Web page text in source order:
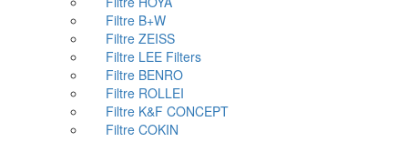
Filtre B+W
Filtre ZEISS
Filtre LEE Filters
Filtre BENRO
Filtre ROLLEI
Filtre K&F CONCEPT
Filtre COKIN